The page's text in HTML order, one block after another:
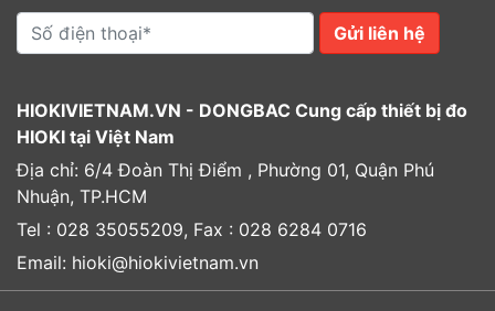
Gửi liên hệ
HIOKIVIETNAM.VN - DONGBAC Cung cấp thiết bị đo
HIOKI tại Việt Nam
Địa chỉ: 6/4 Đoàn Thị Điểm , Phường 01, Quận Phú
Nhuận, TP.HCM
Tel : 028 35055209, Fax : 028 6284 0716
Email: hioki@hiokivietnam.vn